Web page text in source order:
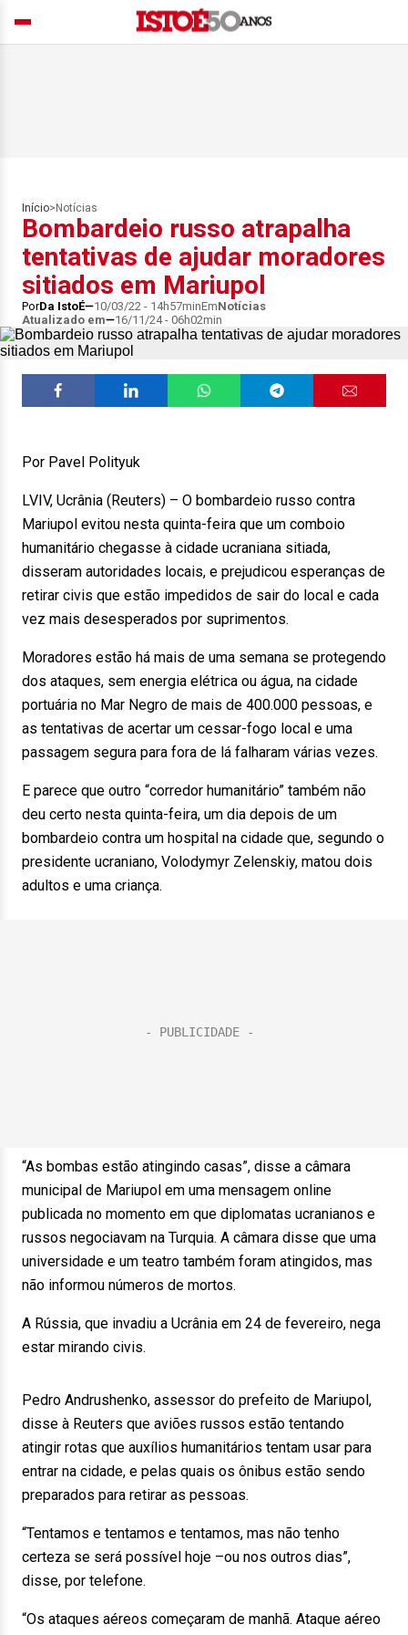
Início> Notícias
Bombardeio russo atrapalha
tentativas de ajudar moradores
sitiados em Mariupol
PorDa IstoÉ 10/03/22 - 14h57minEmNotícias
Atualizado em
16/11/24 - 06h02min
Por Pavel Polityuk
LVIV, Ucrânia (Reuters) – O bombardeio russo contra
Mariupol evitou nesta quinta-feira que um comboio
humanitário chegasse à cidade ucraniana sitiada,
disseram autoridades locais, e prejudicou esperanças de
retirar civis que estão impedidos de sair do local e cada
vez mais desesperados por suprimentos.
Moradores estão há mais de uma semana se protegendo
dos ataques, sem energia elétrica ou água, na cidade
portuária no Mar Negro de mais de 400.000 pessoas, e
as tentativas de acertar um cessar-fogo local e uma
passagem segura para fora de lá falharam várias vezes.
E parece que outro “corredor humanitário” também não
deu certo nesta quinta-feira, um dia depois de um
bombardeio contra um hospital na cidade que, segundo o
presidente ucraniano, Volodymyr Zelenskiy, matou dois
adultos e uma criança.
“As bombas estão atingindo casas”, disse a câmara
municipal de Mariupol em uma mensagem online
publicada no momento em que diplomatas ucranianos e
russos negociavam na Turquia. A câmara disse que uma
universidade e um teatro também foram atingidos, mas
não informou números de mortos.
A Rússia, que invadiu a Ucrânia em 24 de fevereiro, nega
estar mirando civis.
Pedro Andrushenko, assessor do prefeito de Mariupol,
disse à Reuters que aviões russos estão tentando
atingir rotas que auxílios humanitários tentam usar para
entrar na cidade, e pelas quais os ônibus estão sendo
preparados para retirar as pessoas.
“Tentamos e tentamos e tentamos, mas não tenho
certeza se será possível hoje –ou nos outros dias”,
disse, por telefone.
“Os ataques aéreos começaram de manhã. Ataque aéreo